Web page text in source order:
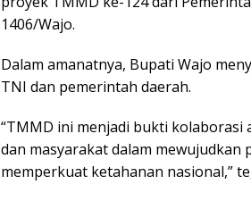
1406/Wajo.
Dalam amanatnya, Bupati Wajo
TNI dan pemerintah daerah.
“TMMD ini menjadi bukti
dan masyarakat dalam mewujudkan
memperkuat ketahanan nasional,”